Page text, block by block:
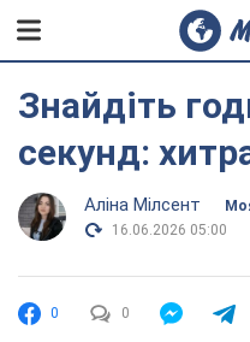
Знайдіть
секунд:
Аліна Мілсент
16.06.2026 05:00
0 0